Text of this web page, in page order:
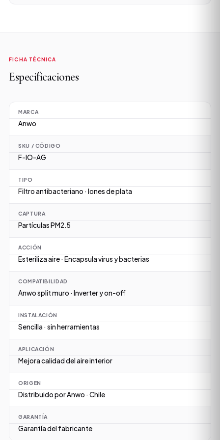
FICHA TÉCNICA
Especificaciones
MARCA
Anwo
SKU / CÓDIGO
F-IO-AG
TIPO
Filtro antibacteriano · Iones de plata
CAPTURA
Partículas PM2.5
ACCIÓN
Esteriliza aire · Encapsula virus y bacterias
COMPATIBILIDAD
Anwo split muro · Inverter y on-off
INSTALACIÓN
Sencilla · sin herramientas
APLICACIÓN
Mejora calidad del aire interior
ORIGEN
Distribuido por Anwo · Chile
GARANTÍA
Garantía del fabricante